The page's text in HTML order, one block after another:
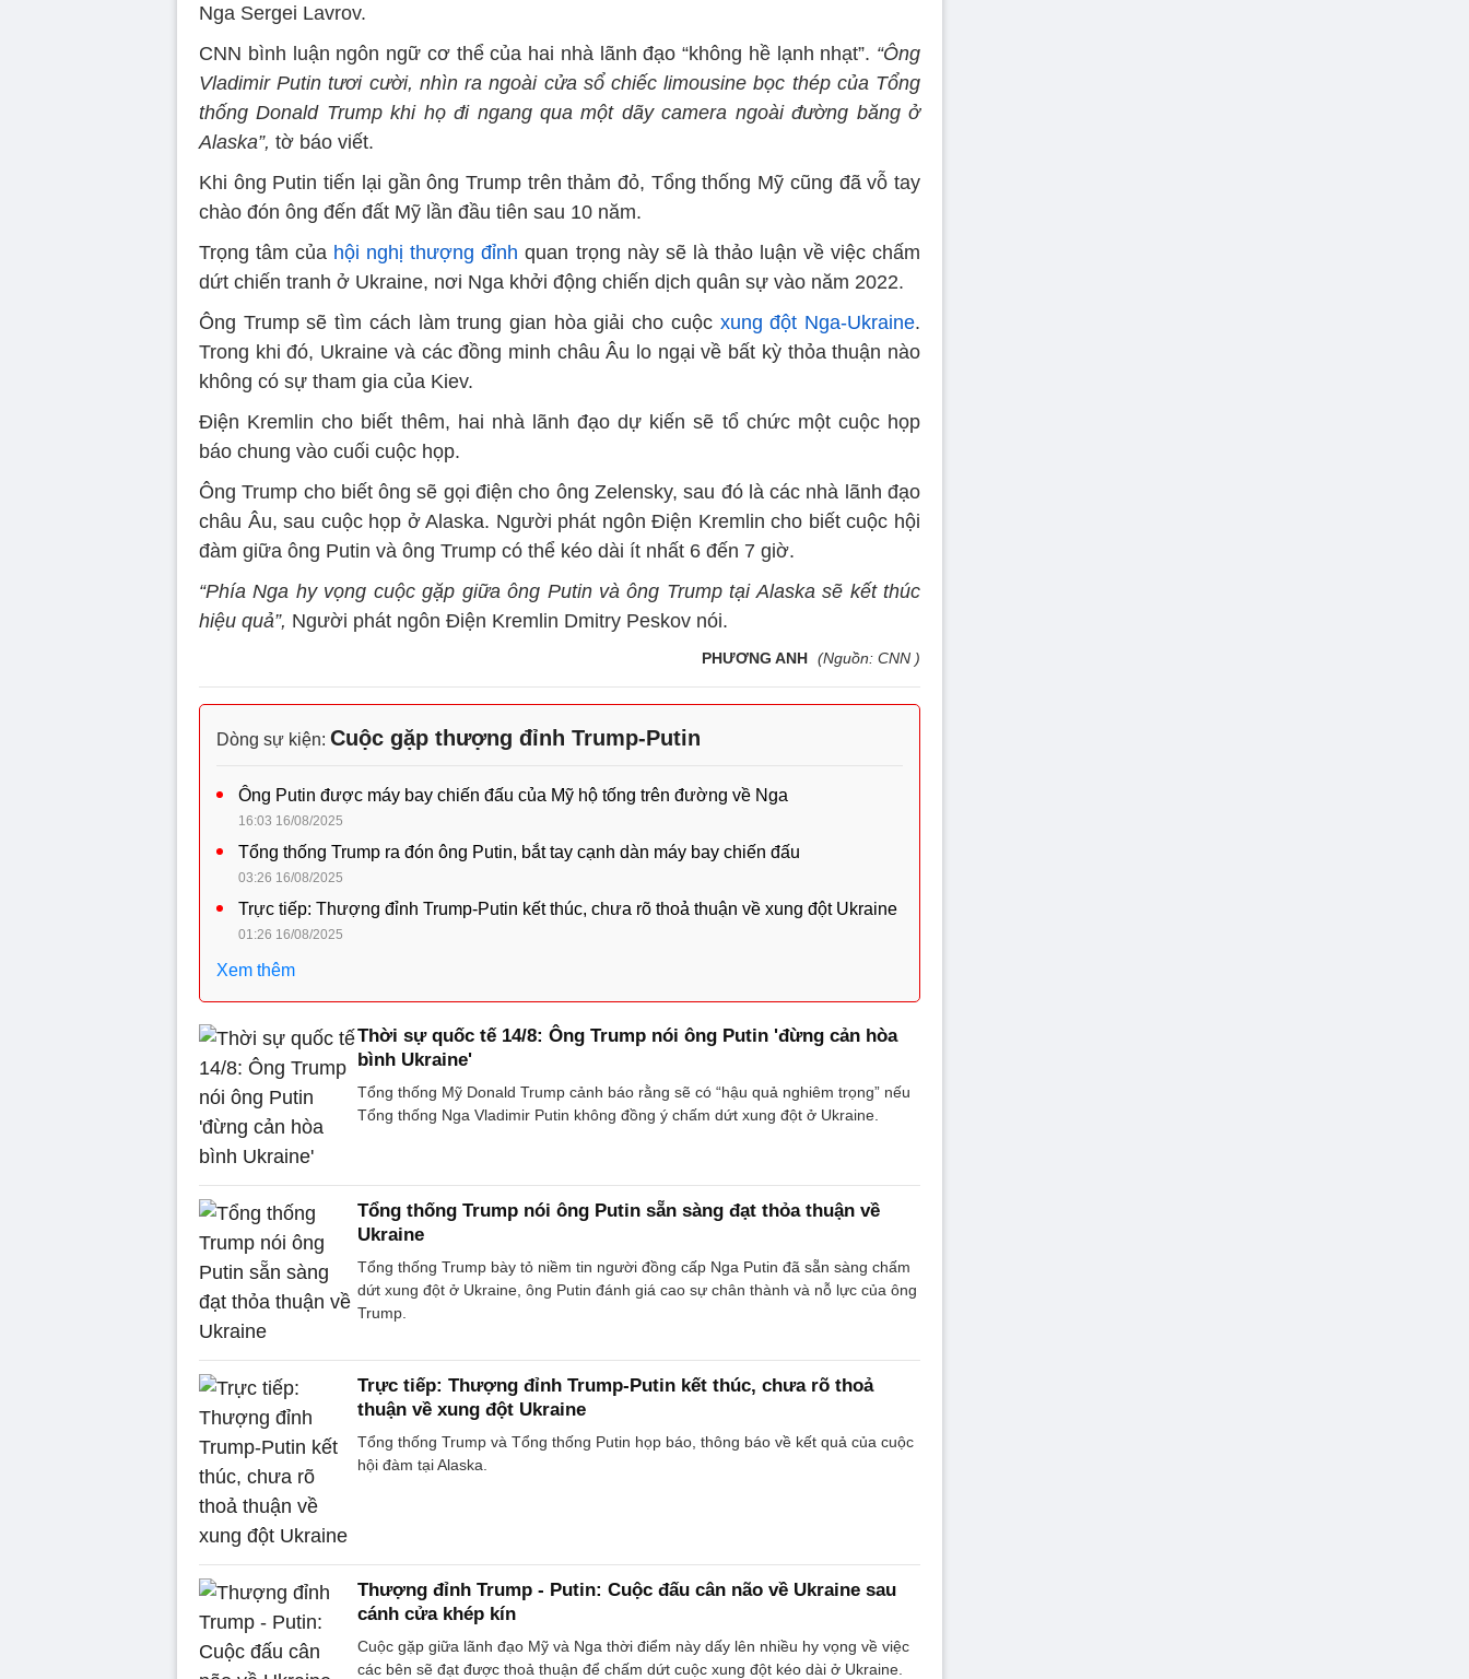
Nga Sergei Lavrov.
CNN bình luận ngôn ngữ cơ thể của hai nhà lãnh đạo “không hề lạnh nhạt”. “Ông
Vladimir Putin tươi cười, nhìn ra ngoài cửa sổ chiếc limousine bọc thép của Tổng
thống Donald Trump khi họ đi ngang qua một dãy camera ngoài đường băng ở
Alaska”, tờ báo viết.
Khi ông Putin tiến lại gần ông Trump trên thảm đỏ, Tổng thống Mỹ cũng đã vỗ tay
chào đón ông đến đất Mỹ lần đầu tiên sau 10 năm.
Trọng tâm của hội nghị thượng đỉnh quan trọng này sẽ là thảo luận về việc chấm
dứt chiến tranh ở Ukraine, nơi Nga khởi động chiến dịch quân sự vào năm 2022.
Ông Trump sẽ tìm cách làm trung gian hòa giải cho cuộc xung đột Nga-Ukraine.
Trong khi đó, Ukraine và các đồng minh châu Âu lo ngại về bất kỳ thỏa thuận nào
không có sự tham gia của Kiev.
Điện Kremlin cho biết thêm, hai nhà lãnh đạo dự kiến sẽ tổ chức một cuộc họp
báo chung vào cuối cuộc họp.
Ông Trump cho biết ông sẽ gọi điện cho ông Zelensky, sau đó là các nhà lãnh đạo
châu Âu, sau cuộc họp ở Alaska. Người phát ngôn Điện Kremlin cho biết cuộc hội
đàm giữa ông Putin và ông Trump có thể kéo dài ít nhất 6 đến 7 giờ.
“Phía Nga hy vọng cuộc gặp giữa ông Putin và ông Trump tại Alaska sẽ kết thúc
hiệu quả”, Người phát ngôn Điện Kremlin Dmitry Peskov nói.
PHƯƠNG ANH (Nguồn: CNN )
Dòng sự kiện: Cuộc gặp thượng đỉnh Trump-Putin
Ông Putin được máy bay chiến đấu của Mỹ hộ tống trên đường về Nga
16:03 16/08/2025
Tổng thống Trump ra đón ông Putin, bắt tay cạnh dàn máy bay chiến đấu
03:26 16/08/2025
Trực tiếp: Thượng đỉnh Trump-Putin kết thúc, chưa rõ thoả thuận về xung đột Ukraine
01:26 16/08/2025
Xem thêm
Thời sự quốc tế 14/8: Ông Trump nói ông Putin 'đừng cản hòa
bình Ukraine'
Tổng thống Mỹ Donald Trump cảnh báo rằng sẽ có “hậu quả nghiêm trọng” nếu
Tổng thống Nga Vladimir Putin không đồng ý chấm dứt xung đột ở Ukraine.
Tổng thống Trump nói ông Putin sẵn sàng đạt thỏa thuận về
Ukraine
Tổng thống Trump bày tỏ niềm tin người đồng cấp Nga Putin đã sẵn sàng chấm
dứt xung đột ở Ukraine, ông Putin đánh giá cao sự chân thành và nỗ lực của ông
Trump.
Trực tiếp: Thượng đỉnh Trump-Putin kết thúc, chưa rõ thoả
thuận về xung đột Ukraine
Tổng thống Trump và Tổng thống Putin họp báo, thông báo về kết quả của cuộc
hội đàm tại Alaska.
Thượng đỉnh Trump - Putin: Cuộc đấu cân não về Ukraine sau
cánh cửa khép kín
Cuộc gặp giữa lãnh đạo Mỹ và Nga thời điểm này dấy lên nhiều hy vọng về việc
các bên sẽ đạt được thoả thuận để chấm dứt cuộc xung đột kéo dài ở Ukraine.